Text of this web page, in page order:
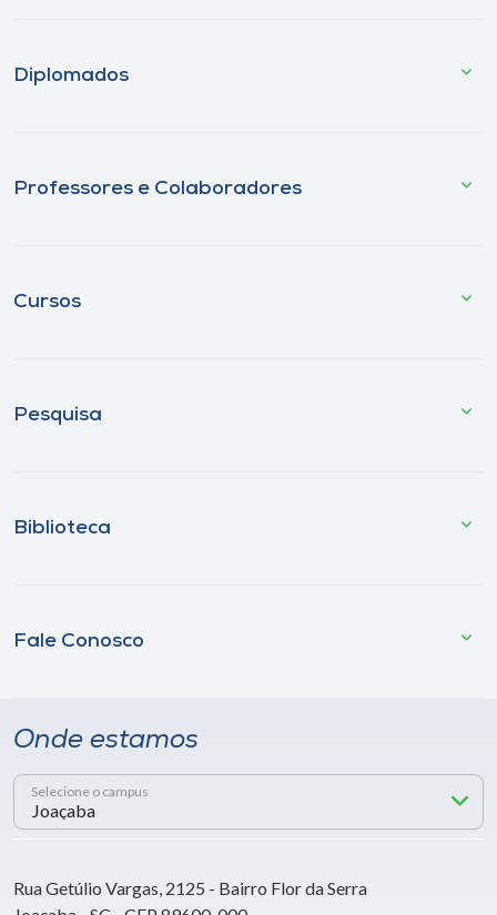
Diplomados
Professores e Colaboradores
Cursos
Pesquisa
Biblioteca
Fale Conosco
Onde estamos
Selecione o campus
Rua Getúlio Vargas, 2125 - Bairro Flor da Serra